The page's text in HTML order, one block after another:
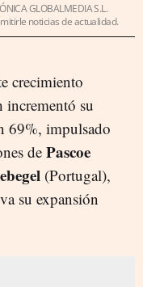
GLOBALMEDIA S.L.
noticias de actualidad.
crecimiento
incrementó su
69%, impulsado
de Pascoe
(Portugal),
su expansión